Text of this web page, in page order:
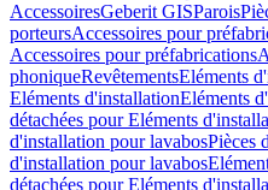
AccessoiresGeberit GISParois
porteursAccessoires pour
Accessoires pour préfabrications
phoniqueRevêtementsEléments
Eléments d'installationEléments
détachées pour Eléments
d'installation pour lavabosPièces
d'installation pour lavabos
détachées pour Eléments